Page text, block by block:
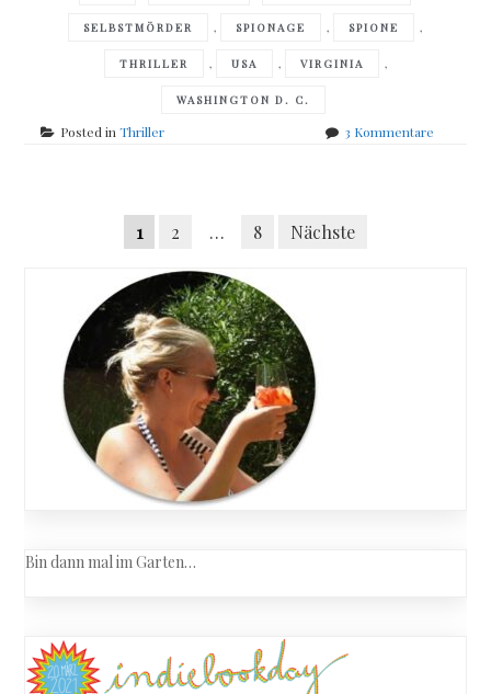
SELBSTMÖRDER , SPIONAGE , SPIONE ,
THRILLER , USA , VIRGINIA ,
WASHINGTON D. C.
Posted inThriller 3 Kommentarezu
Posts
navigation
Seitennummerierung
Beiträge
1 2 … 8 Nächste
Bin dann mal im Garten…